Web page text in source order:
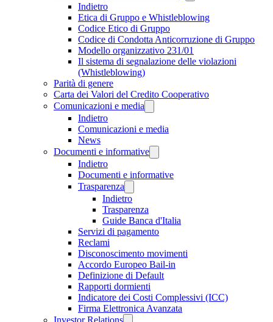
Indietro
Etica di Gruppo e Whistleblowing
Codice Etico di Gruppo
Codice di Condotta Anticorruzione di Gruppo
Modello organizzativo 231/01
Il sistema di segnalazione delle violazioni
(Whistleblowing)
Parità di genere
Carta dei Valori del Credito Cooperativo
Comunicazioni e media
Indietro
Comunicazioni e media
News
Documenti e informative
Indietro
Documenti e informative
Trasparenza
Indietro
Trasparenza
Guide Banca d'Italia
Servizi di pagamento
Reclami
Disconoscimento movimenti
Accordo Europeo Bail-in
Definizione di Default
Rapporti dormienti
Indicatore dei Costi Complessivi (ICC)
Firma Elettronica Avanzata
Investor Relations